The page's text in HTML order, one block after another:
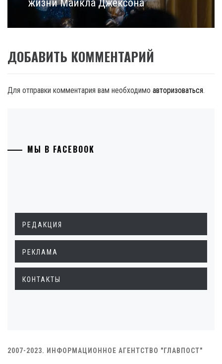
жизни Майкла Джексона
ДОБАВИТЬ КОММЕНТАРИЙ
Для отправки комментария вам необходимо авторизоваться.
МЫ В FACEBOOK
РЕДАКЦИЯ
РЕКЛАМА
КОНТАКТЫ
2007-2023. ИНФОРМАЦИОННОЕ АГЕНТСТВО "ГЛАВПОСТ"